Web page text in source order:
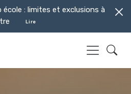
: limites et exclusions à
Lire